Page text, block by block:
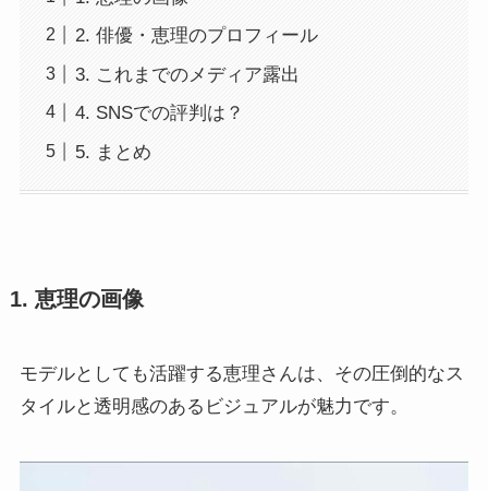
2. 俳優・恵理のプロフィール
3. これまでのメディア露出
4. SNSでの評判は？
5. まとめ
1. 恵理の画像
モデルとしても活躍する恵理さんは、その圧倒的なス
タイルと透明感のあるビジュアルが魅力です。